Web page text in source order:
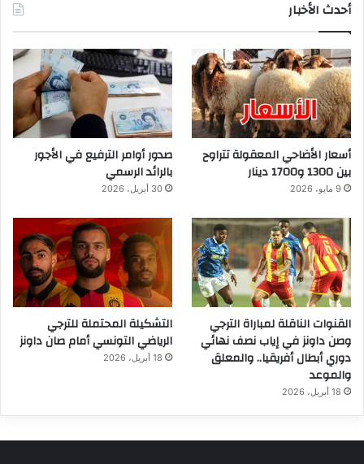
أحدث الأخبار
أسعار الأضاحي المعقولة تتراوح
بين 1300 و1700 دينار
9 مايو، 2026
صدور أوامر الترفيع في الأجور
بالرائد الرسمي
30 أبريل، 2026
القنوات الناقلة لمباراة الترجي
وصن داونز في إياب نصف نهائي
دوري أبطال أفريقيا.. والمعلق
والموعد
18 أبريل، 2026
التشكيلة المحتملة للترجي
الرياضي التونسي أمام صان داونز
18 أبريل، 2026